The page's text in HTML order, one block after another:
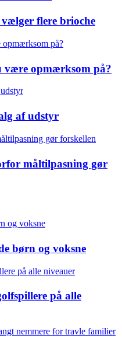
flere brioche
være opmærksom på?
af udstyr
måltilpasning gør
børn og voksne
på alle